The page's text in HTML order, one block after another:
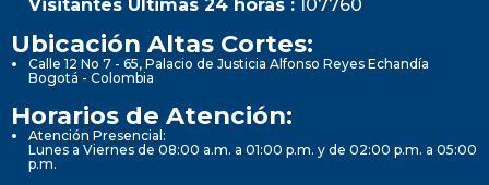
Visitantes Últimas 24 horas : 107760
Ubicación Altas Cortes:
Calle 12 No 7 - 65, Palacio de Justicia Alfonso Reyes Echandía
Bogotá - Colombia
Horarios de Atención:
Atención Presencial:
Lunes a Viernes de 08:00 a.m. a 01:00 p.m. y de 02:00 p.m. a 05:00
p.m.